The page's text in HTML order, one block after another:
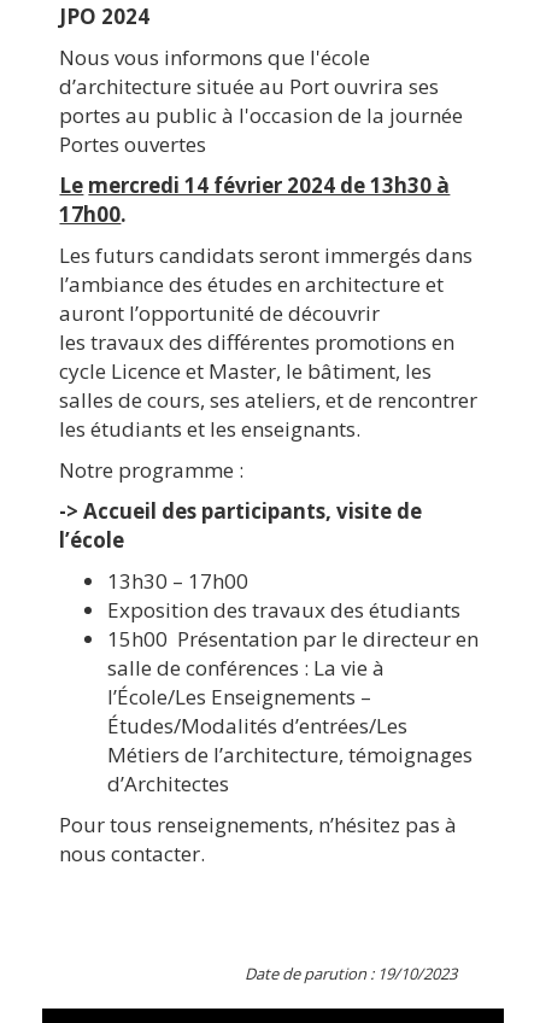
JPO 2024
Nous vous informons que l'école
d’architecture située au Port ouvrira ses
portes au public à l'occasion de la journée
Portes ouvertes
Le mercredi 14 février 2024 de 13h30 à
17h00.
Les futurs candidats seront immergés dans
l’ambiance des études en architecture et
auront l’opportunité de découvrir
les travaux des différentes promotions en
cycle Licence et Master, le bâtiment, les
salles de cours, ses ateliers, et de rencontrer
les étudiants et les enseignants.
Notre programme :
-> Accueil des participants, visite de
l’école
13h30 – 17h00
Exposition des travaux des étudiants
15h00 Présentation par le directeur en
salle de conférences : La vie à
l’École/Les Enseignements –
Études/Modalités d’entrées/Les
Métiers de l’architecture, témoignages
d’Architectes
Pour tous renseignements, n’hésitez pas à
nous contacter.
Date de parution : 19/10/2023